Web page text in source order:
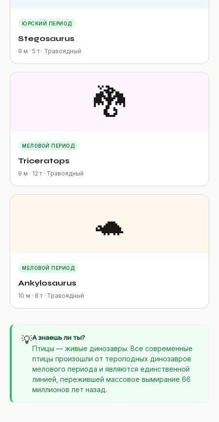
ЮРСКИЙ ПЕРИОД
Stegosaurus
9 м · 5 т · Травоядный
🐉
МЕЛОВОЙ ПЕРИОД
Triceratops
9 м · 12 т · Травоядный
🐢
МЕЛОВОЙ ПЕРИОД
Ankylosaurus
10 м · 8 т · Травоядный
💡А знаешь ли ты?
Птицы — живые динозавры. Все современные
птицы произошли от тероподных динозавров
мелового периода и являются единственной
линией, пережившей массовое вымирание 66
миллионов лет назад.